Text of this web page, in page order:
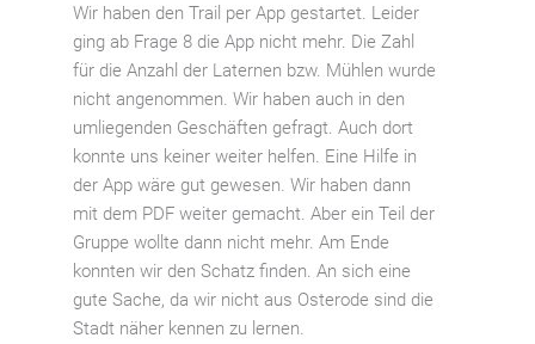
mit 4von
Wir haben den Trail per App gestartet. Leider
ging ab Frage 8 die App nicht mehr. Die Zahl
für die Anzahl der Laternen bzw. Mühlen wurde
nicht angenommen. Wir haben auch in den
umliegenden Geschäften gefragt. Auch dort
konnte uns keiner weiter helfen. Eine Hilfe in
der App wäre gut gewesen. Wir haben dann
mit dem PDF weiter gemacht. Aber ein Teil der
Gruppe wollte dann nicht mehr. Am Ende
konnten wir den Schatz finden. An sich eine
gute Sache, da wir nicht aus Osterode sind die
Stadt näher kennen zu lernen.